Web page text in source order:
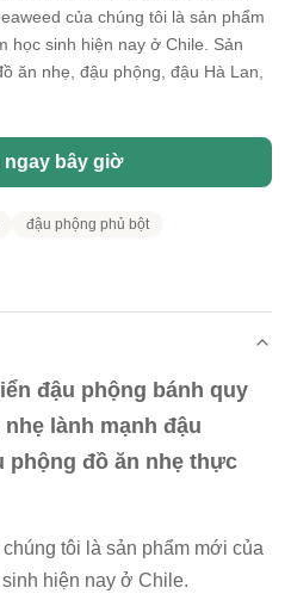
của chúng tôi là sản phẩm
học sinh hiện nay ở Chile. Sản
ăn nhẹ, đậu phộng, đậu Hà Lan,
ngay bây giờ
đậu phộng phủ bột
đậu phộng bánh quy
lành mạnh đậu
phộng đồ ăn nhẹ thực
tôi là sản phẩm mới của
hiện nay ở Chile.